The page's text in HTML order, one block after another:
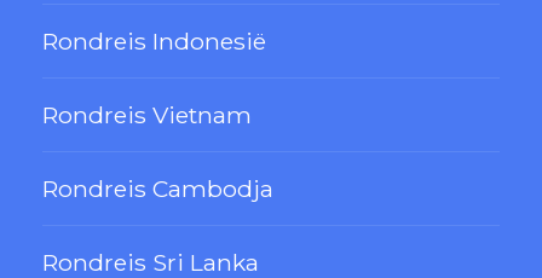
Rondreis Indonesië
Rondreis Vietnam
Rondreis Cambodja
Rondreis Sri Lanka